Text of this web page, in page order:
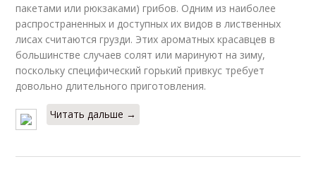
пакетами или рюкзаками) грибов. Одним из наиболее
распространенных и доступных их видов в лиственных
лисах считаются грузди. Этих ароматных красавцев в
большинстве случаев солят или маринуют на зиму,
поскольку специфический горький привкус требует
довольно длительного приготовления.
Читать дальше →